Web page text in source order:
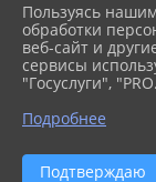
2026 г. dk-
Вход
Карта сайта
Политика
Сделано на
Разработка и
Пользуясь
обработки
веб-сайт и
сервисы
"Госуслуги",
Подробнее
Подтверждаю